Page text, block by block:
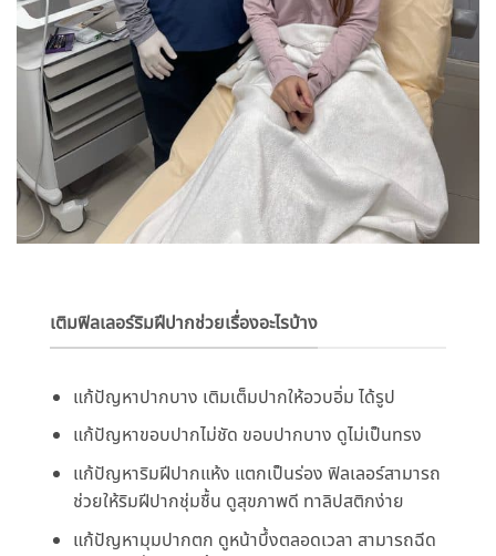
เติมฟิลเลอร์ริมฝีปากช่วยเรื่องอะไรบ้าง
แก้ปัญหาปากบาง เติมเต็มปากให้อวบอิ่ม ได้รูป
แก้ปัญหาขอบปากไม่ชัด ขอบปากบาง ดูไม่เป็นทรง
แก้ปัญหาริมฝีปากแห้ง แตกเป็นร่อง ฟิลเลอร์สามารถ
ช่วยให้ริมฝีปากชุ่มชื้น ดูสุขภาพดี ทาลิปสติกง่าย
แก้ปัญหามุมปากตก ดูหน้าบึ้งตลอดเวลา สามารถฉีด